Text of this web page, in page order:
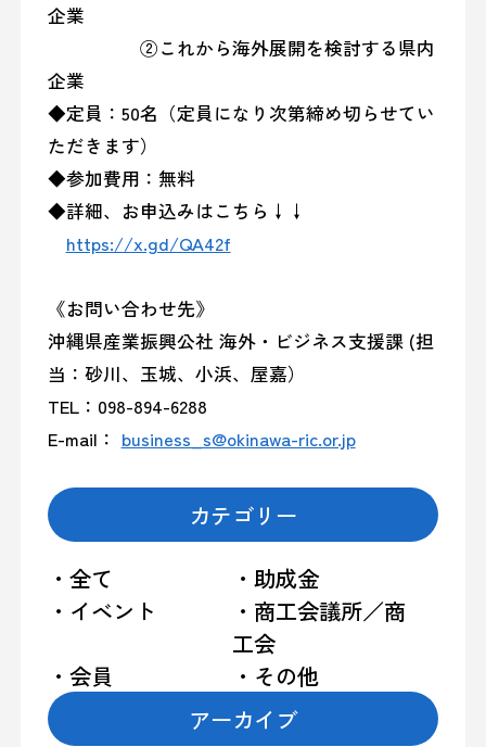
企業
②これから海外展開を検討する県内
企業
◆定員：50名（定員になり次第締め切らせてい
ただきます）
◆参加費用：無料
◆詳細、お申込みはこちら↓↓
https://x.gd/QA42f
《お問い合わせ先》
沖縄県産業振興公社 海外・ビジネス支援課 (担
当：砂川、玉城、小浜、屋嘉）
TEL：098-894-6288
E-mail： business_s@okinawa-ric.or.jp
カテゴリー
・全て
・助成金
・イベント
・商工会議所／商
工会
・会員
・その他
アーカイブ